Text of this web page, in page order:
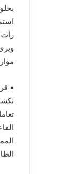
رأت
▪︎